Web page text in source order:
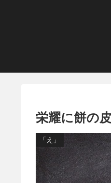
栄耀に餅の
「え」